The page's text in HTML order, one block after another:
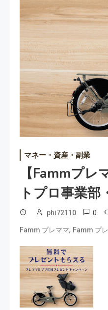
マネー・資産・副業
【Fammプ
トプロ事業部
phi72110 0
Famm プレママ, Famm プ